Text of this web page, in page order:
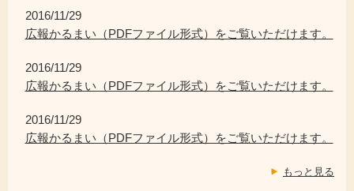
2016/11/29
広報かるまい（PDFファイル形式）をご覧いただけます。
2016/11/29
広報かるまい（PDFファイル形式）をご覧いただけます。
2016/11/29
広報かるまい（PDFファイル形式）をご覧いただけます。
もっと見る